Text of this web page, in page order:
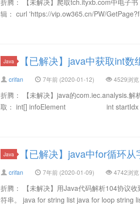
折腾： 【未解决】爬取tch.ityxb.com中电子
辑： curl 'https://vip.ow365.cn/PW/
Java 【已解决】java中获取int
crifan 7年前 (2020-01-12) 4529浏览
折腾： 【未解决】java的com.iec.analysis.
取： int[] infoElement int startIdx =
Java 【已解决】java中for循环
crifan 7年前 (2020-01-09) 4742浏览
折腾： 【未解决】用Java代码解析104协议
符串。 java for string list java for loop string